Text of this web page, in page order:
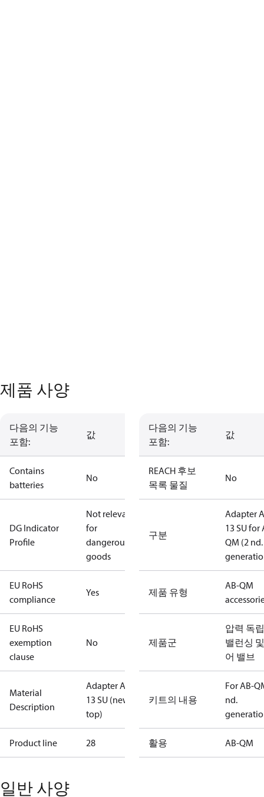
제품 사양
다음의 기능
포함:
값
Contains
batteries
No
DG Indicator
Profile
Not relevant
for
dangerous
goods
EU RoHS
compliance
Yes
EU RoHS
exemption
clause
No
Material
Description
Adapter AME
13 SU (new
top)
Product line 28
다음의 기능
포함:
값
REACH 후보
목록 물질
No
구분
Adapter
13 SU for
QM (2 nd.
제품 유형
AB-QM
제품군
압력 독
밸런싱
어 밸브
키트의 내용
For AB-
nd.
활용 AB-QM
일반 사양